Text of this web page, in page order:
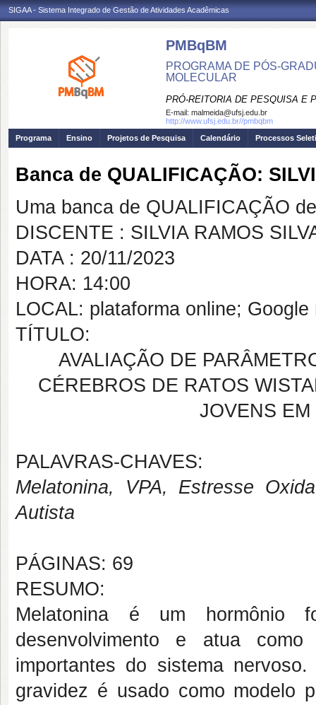
SIGAA - Sistema Integrado de Gestão de Atividades Acadêmicas
PMBqBM
PROGRAMA DE PÓS-
MOLECULAR
PRÓ-REITORIA DE PESQUISA E
E-mail: malmeida@ufsj.edu.br
http://www.ufsj.edu.br//pmbqbm
Programa
Ensino Projetos de Pesquisa Calendário Processos
Banca de QUALIFICAÇÃO:
Uma banca de QUALIFICAÇÃO
DISCENTE : SILVIA RAMOS
DATA : 20/11/2023
HORA: 14:00
LOCAL: plataforma online;
TÍTULO:
AVALIAÇÃO DE
CÉREBROS DE RATOS
JOVENS
PALAVRAS-CHAVES:
Melatonina, VPA, Estresse
Autista
PÁGINAS: 69
RESUMO:
Melatonina é um hormônio
desenvolvimento e atua
importantes do sistema
gravidez é usado como modelo